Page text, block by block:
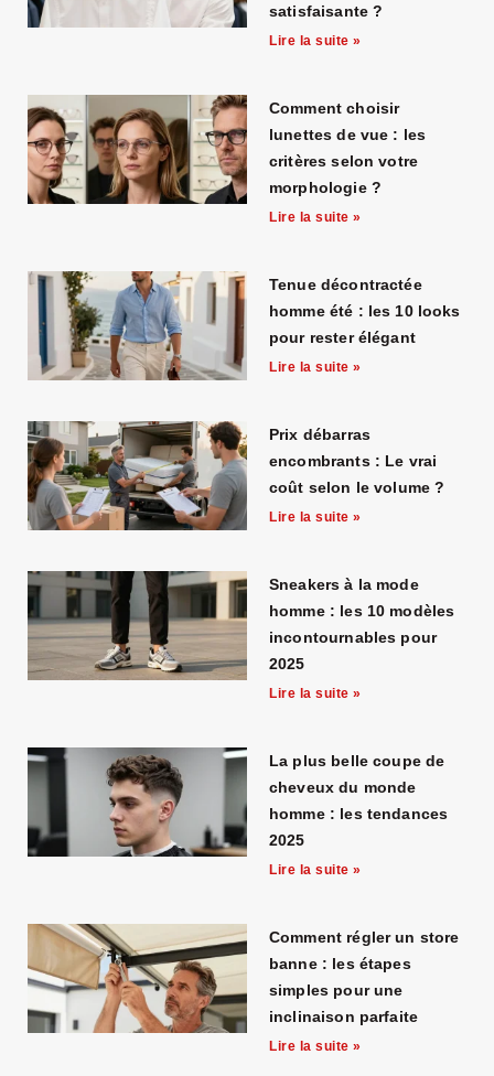
satisfaisante ?
Lire la suite »
Comment choisir
lunettes de vue : les
critères selon votre
morphologie ?
Lire la suite »
Tenue décontractée
homme été : les 10 looks
pour rester élégant
Lire la suite »
Prix débarras
encombrants : Le vrai
coût selon le volume ?
Lire la suite »
Sneakers à la mode
homme : les 10 modèles
incontournables pour
2025
Lire la suite »
La plus belle coupe de
cheveux du monde
homme : les tendances
2025
Lire la suite »
Comment régler un store
banne : les étapes
simples pour une
inclinaison parfaite
Lire la suite »